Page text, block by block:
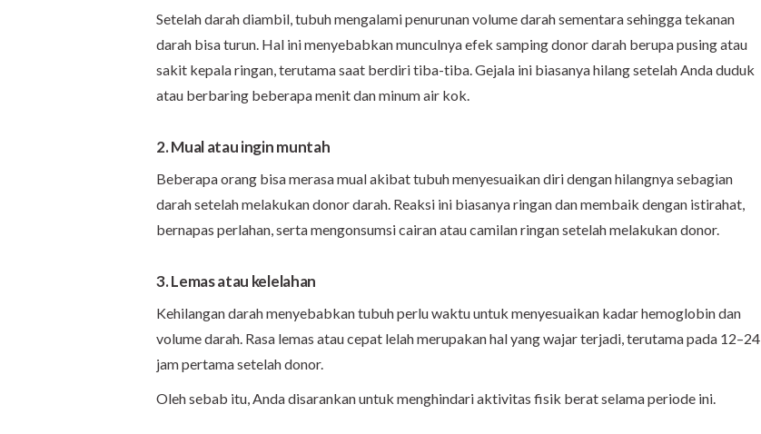
Setelah darah diambil, tubuh mengalami penurunan volume darah sementara sehingga tekanan
darah bisa turun. Hal ini menyebabkan munculnya efek samping donor darah berupa pusing atau
sakit kepala ringan, terutama saat berdiri tiba-tiba. Gejala ini biasanya hilang setelah Anda duduk
atau berbaring beberapa menit dan minum air kok.
2. Mual atau ingin muntah
Beberapa orang bisa merasa mual akibat tubuh menyesuaikan diri dengan hilangnya sebagian
darah setelah melakukan donor darah. Reaksi ini biasanya ringan dan membaik dengan istirahat,
bernapas perlahan, serta mengonsumsi cairan atau camilan ringan setelah melakukan donor.
3. Lemas atau kelelahan
Kehilangan darah menyebabkan tubuh perlu waktu untuk menyesuaikan kadar hemoglobin dan
volume darah. Rasa lemas atau cepat lelah merupakan hal yang wajar terjadi, terutama pada 12–24
jam pertama setelah donor.
Oleh sebab itu, Anda disarankan untuk menghindari aktivitas fisik berat selama periode ini.